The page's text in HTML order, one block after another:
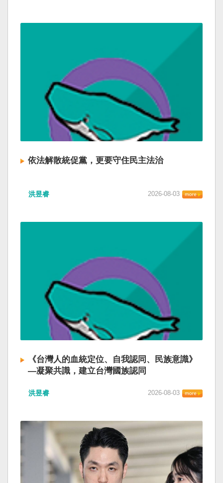
依法解散統促黨，更要守住民主法治
洪昱睿 2026-08-03
《台灣人的血統定位、自我認同、民族意識》
—凝聚共識，建立台灣國族認同
洪昱睿 2026-08-03